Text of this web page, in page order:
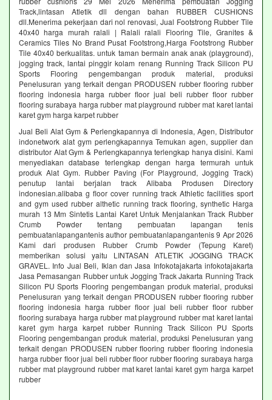
Track,lintasan Atletik dll dengan bahan RUBBER CUSHIONS
dll.Menerima pekerjaan dari nol renovasi, Jual Footstrong Rubber Tile
40x40 harga murah ralali | Ralali ralali Flooring Tile, Granites &
Ceramics Tiles No Brand Pusat Footstrong,Harga Footstrong Rubber
Tile 40x40 berkualitas. untuk taman bermain anak anak (playground),
jogging track, lantai pinggir kolam renang Running Track Silicon PU
Sports Flooring pengembangan produk material, produksi
Penelusuran yang terkait dengan PRODUSEN rubber flooring rubber
flooring indonesia harga rubber floor jual beli rubber floor rubber
flooring surabaya harga rubber mat playground rubber mat karet lantai
karet gym harga karpet rubber
Jual Beli Alat Gym & Perlengkapannya di Indonesia, Agen, Distributor
indonetwork alat gym perlengkapannya Temukan agen, supplier dan
distributor Alat Gym & Perlengkapannya terlengkap hanya disini. Kami
menyediakan database terlengkap dengan harga termurah untuk
produk Alat Gym. Rubber Paving (For Playground, Jogging Track)
penutup lantai berjalan track Alibaba Produsen Directory
indonesian.alibaba g floor cover running track Athletic facilities sport
and gym used rubber althetic running track flooring, synthetic Harga
murah 13 Mm Sintetis Lantai Karet Untuk Menjalankan Track Rubber
Crumb Powder tentang pembuatan lapangan tenis
pembuatanlapangantenis author pembuatanlapangantenis 9 Apr 2026
Kami dari produsen Rubber Crumb Powder (Tepung Karet)
memberikan solusi yaitu LINTASAN ATLETIK JOGGING TRACK
GRAVEL. Info Jual Beli, Iklan dan Jasa Infokotajakarta infokotajakarta
Jasa Pemasangan Rubber untuk Jogging Track Jakarta Running Track
Silicon PU Sports Flooring pengembangan produk material, produksi
Penelusuran yang terkait dengan PRODUSEN rubber flooring rubber
flooring indonesia harga rubber floor jual beli rubber floor rubber
flooring surabaya harga rubber mat playground rubber mat karet lantai
karet gym harga karpet rubber Running Track Silicon PU Sports
Flooring pengembangan produk material, produksi Penelusuran yang
terkait dengan PRODUSEN rubber flooring rubber flooring indonesia
harga rubber floor jual beli rubber floor rubber flooring surabaya harga
rubber mat playground rubber mat karet lantai karet gym harga karpet
rubber